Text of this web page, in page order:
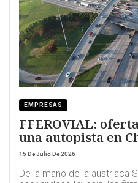
EMPRESAS
FFEROVIAL:
una autopista en
15 De Julio De 2026
De la mano de la austriaca